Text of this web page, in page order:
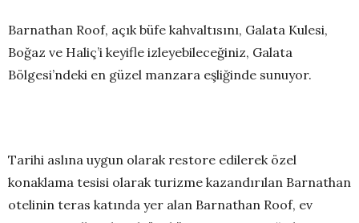
Barnathan Roof, açık büfe kahvaltısını, Galata Kulesi,
Boğaz ve Haliç’i keyifle izleyebileceğiniz, Galata
Bölgesi’ndeki en güzel manzara eşliğinde sunuyor.
Tarihi aslına uygun olarak restore edilerek özel
konaklama tesisi olarak turizme kazandırılan Barnathan
otelinin teras katında yer alan Barnathan Roof, ev